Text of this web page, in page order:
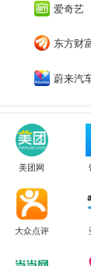
爱奇艺
东方财
蔚来汽
美团网
大众点评